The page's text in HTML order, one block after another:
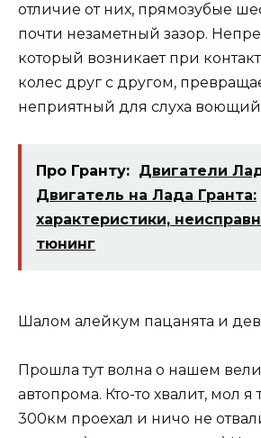
отличие от них, прямозубые
почти незаметный зазор.
который возникает при
колес друг с другом,
неприятный для слуха воющий
Про Гранту: Двигатели
Двигатель на Лада Гранта:
характеристики,
тюнинг
Шалом алейкум пацанята и
Прошла тут волна о нашем
автопрома. Кто-то хвалит, мол я
300км проехал и ничо не